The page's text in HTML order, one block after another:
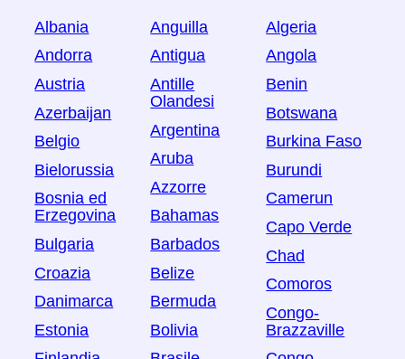
Albania
Andorra
Austria
Azerbaijan
Belgio
Bielorussia
Bosnia ed
Erzegovina
Bulgaria
Croazia
Danimarca
Estonia
Anguilla
Antigua
Antille
Olandesi
Argentina
Aruba
Azzorre
Bahamas
Barbados
Belize
Bermuda
Bolivia
Algeria
Angola
Benin
Botswana
Burkina Faso
Burundi
Camerun
Capo Verde
Chad
Comoros
Congo-
Brazzaville